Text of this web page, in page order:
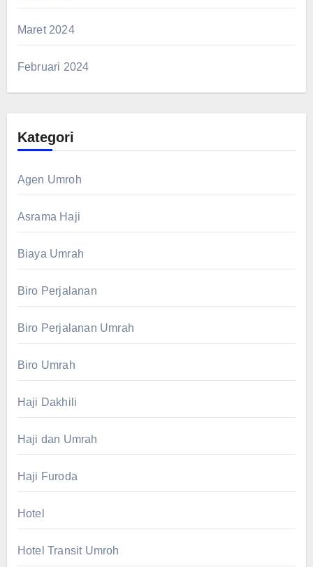
Maret 2024
Februari 2024
Kategori
Agen Umroh
Asrama Haji
Biaya Umrah
Biro Perjalanan
Biro Perjalanan Umrah
Biro Umrah
Haji Dakhili
Haji dan Umrah
Haji Furoda
Hotel
Hotel Transit Umroh